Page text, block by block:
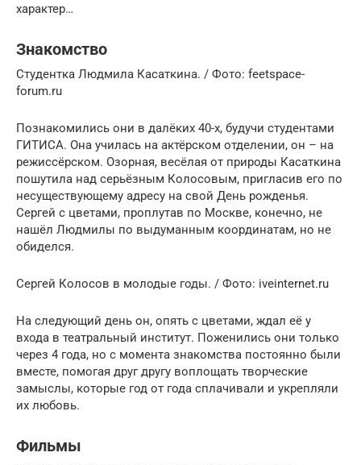
характер…
Знакомство
Студентка Людмила Касаткина. / Фото: feetspace-
forum.ru
Познакомились они в далёких 40-х, будучи студентами
ГИТИСА. Она училась на актёрском отделении, он – на
режиссёрском. Озорная, весёлая от природы Касаткина
пошутила над серьёзным Колосовым, пригласив его по
несуществующему адресу на свой День рожденья.
Сергей с цветами, проплутав по Москве, конечно, не
нашёл Людмилы по выдуманным координатам, но не
обиделся.
Сергей Колосов в молодые годы. / Фото: iveinternet.ru
На следующий день он, опять с цветами, ждал её у
входа в театральный институт. Поженились они только
через 4 года, но с момента знакомства постоянно были
вместе, помогая друг другу воплощать творческие
замыслы, которые год от года сплачивали и укрепляли
их любовь.
Фильмы